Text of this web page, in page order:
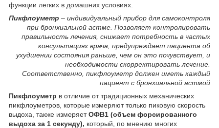
функции легких в домашних условиях.
Пикфлоуметр – индивидуальный прибор для самоконтроля
при бронхиальной астме. Позволяет контролировать
правильность лечения, снижает потребность в частых
консультациях врача, предупреждает пациента об
ухудшении состояния раньше, чем он это почувствует, и
необходимости скорректировать лечение.
Соответственно, пикфлоуметр должен иметь каждый
пациент с бронхиальной астмой
Пикфлоуметр в отличие от традиционных механических
пикфлоуметров, которые измеряют только пиковую скорость
выдоха, также измеряетОФВ1 (объем форсированного
выдоха за 1 секунду), который, по мнению многих